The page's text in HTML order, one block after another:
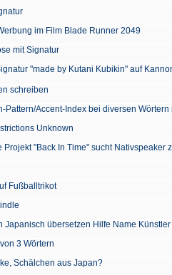
im Film Blade Runner 2049
mit Signatur
"made by Kutani Kubikin" auf
schreiben
Pattern/Accent-Index bei diversen
Unknown
Projekt "Back In Time" sucht Nativspeaker
Fußballtrikot
Japanisch übersetzen Hilfe Name
3 Wörtern
Schälchen aus Japan?